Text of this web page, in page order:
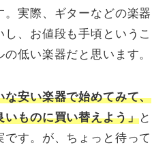
実際、ギターなどの楽器
、お値段も手頃というこ
低い楽器だと思います。
な安い楽器で始めてみて、
いものに買い替えよう」と
す。が、ちょっと待って